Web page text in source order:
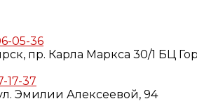
05-36
пр. Карла Маркса 30/1 БЦ
17-37
Эмилии Алексеевой, 94